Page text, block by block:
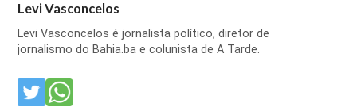
Levi Vasconcelos
Levi Vasconcelos é jornalista político, diretor de
jornalismo do Bahia.ba e colunista de A Tarde.